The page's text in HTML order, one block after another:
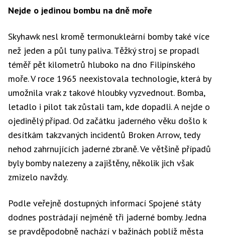
Nejde o jedinou bombu na dně moře
Skyhawk nesl kromě termonukleární bomby také více
než jeden a půl tuny paliva. Těžký stroj se propadl
téměř pět kilometrů hluboko na dno Filipínského
moře. V roce 1965 neexistovala technologie, která by
umožnila vrak z takové hloubky vyzvednout. Bomba,
letadlo i pilot tak zůstali tam, kde dopadli. A nejde o
ojedinělý případ. Od začátku jaderného věku došlo k
desítkám takzvaných incidentů Broken Arrow, tedy
nehod zahrnujících jaderné zbraně. Ve většině případů
byly bomby nalezeny a zajištěny, několik jich však
zmizelo navždy.
Podle veřejně dostupných informací Spojené státy
dodnes postrádají nejméně tři jaderné bomby. Jedna
se pravděpodobně nachází v bažinách poblíž města